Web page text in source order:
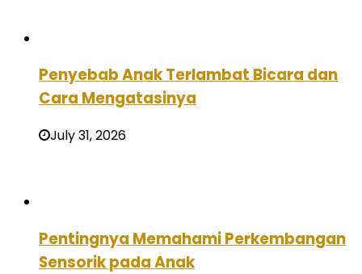
Penyebab Anak Terlambat Bicara dan
Cara Mengatasinya
July 31, 2026
Pentingnya Memahami Perkembangan
Sensorik pada Anak